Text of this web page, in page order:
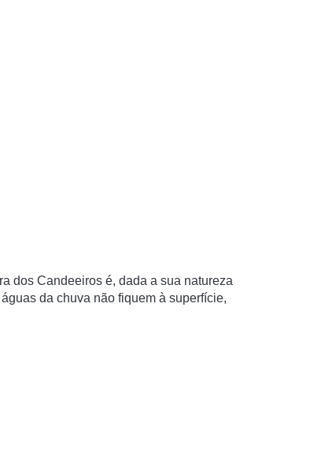
dos Candeeiros é, dada a sua natureza
da chuva não fiquem à superfície,